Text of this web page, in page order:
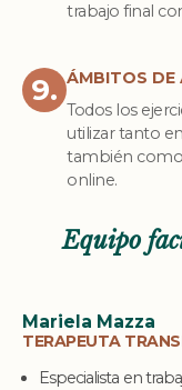
trabajo final
9. ÁMBITOS DE
Todos los
utilizar tanto
también como
online.
Equipo
Mariela Mazza
TERAPEUTA
Especialista en